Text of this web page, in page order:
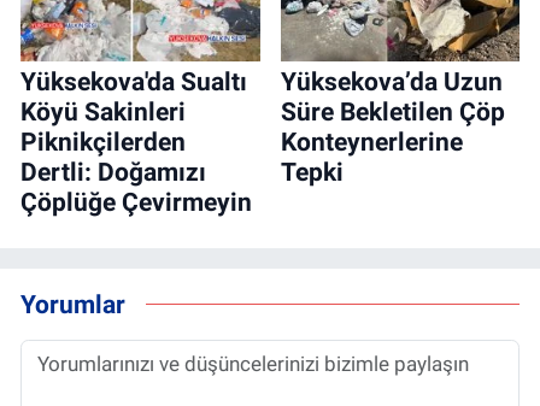
Yüksekova'da Sualtı
Köyü Sakinleri
Piknikçilerden
Dertli: Doğamızı
Çöplüğe Çevirmeyin
Yüksekova’da Uzun
Süre Bekletilen Çöp
Konteynerlerine
Tepki
Yorumlar